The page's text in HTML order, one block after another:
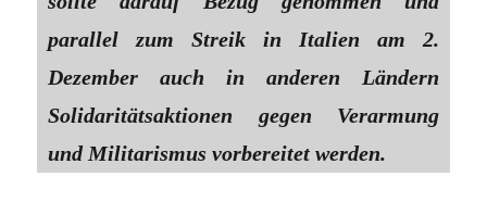
parallel zum Streik in Italien am 2.
Dezember auch in anderen Ländern
Solidaritätsaktionen gegen Verarmung
und Militarismus vorbereitet werden.